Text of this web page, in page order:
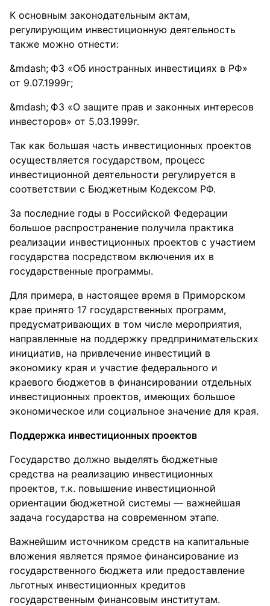
К основным законодательным актам,
регулирующим инвестиционную деятельность
также можно отнести:
ФЗ «Об иностранных инвестициях в РФ»
от 9.07.1999г;
ФЗ «О защите прав и законных интересов
инвесторов» от 5.03.1999г.
Так как большая часть инвестиционных проектов
осуществляется государством, процесс
инвестиционной деятельности регулируется в
соответствии с Бюджетным Кодексом РФ.
За последние годы в Российской Федерации
большое распространение получила практика
реализации инвестиционных проектов с участием
государства посредством включения их в
государственные программы.
Для примера, в настоящее время в Приморском
крае принято 17 государственных программ,
предусматривающих в том числе мероприятия,
направленные на поддержку предпринимательских
инициатив, на привлечение инвестиций в
экономику края и участие федерального и
краевого бюджетов в финансировании отдельных
инвестиционных проектов, имеющих большое
экономическое или социальное значение для края.
Поддержка инвестиционных проектов
Государство должно выделять бюджетные
средства на реализацию инвестиционных
проектов, т.к. повышение инвестиционной
ориентации бюджетной системы — важнейшая
задача государства на современном этапе.
Важнейшим источником средств на капитальные
вложения является прямое финансирование из
государственного бюджета или предоставление
льготных инвестиционных кредитов
государственным финансовым институтам.